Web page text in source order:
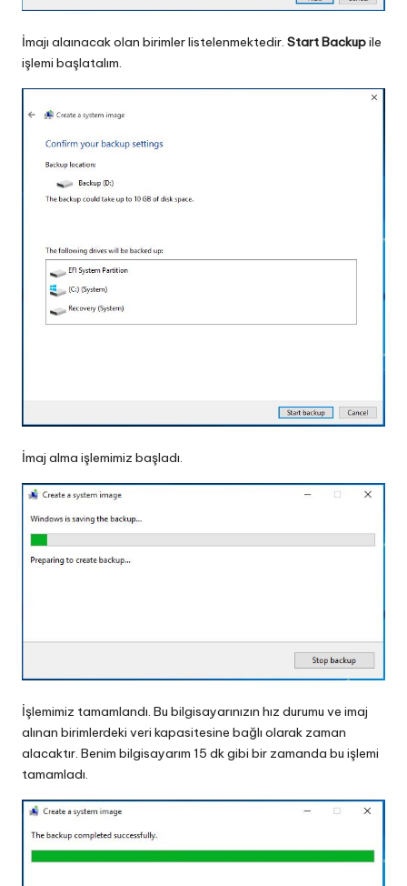
İmajı alaınacak olan birimler listelenmektedir. Start Backupile
işlemi başlatalım.
İmaj alma işlemimiz başladı.
İşlemimiz tamamlandı. Bu bilgisayarınızın hız durumu ve imaj
alınan birimlerdeki veri kapasitesine bağlı olarak zaman
alacaktır. Benim bilgisayarım 15 dk gibi bir zamanda bu işlemi
tamamladı.